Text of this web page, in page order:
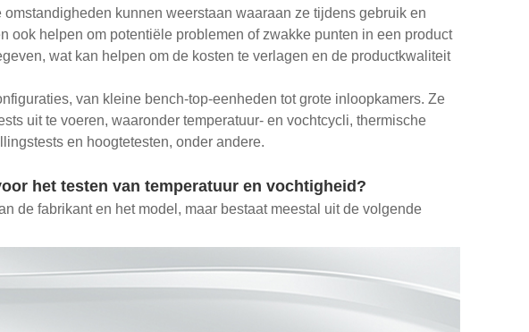
kunnen weerstaan ​​waaraan ze tijdens gebruik en
ook helpen om potentiële problemen of zwakke punten in een product
wat kan helpen om de kosten te verlagen en de productkwaliteit
van kleine bench-top-eenheden tot grote inloopkamers. Ze
uit te voeren, waaronder temperatuur- en vochtcycli, thermische
en hoogtetesten, onder andere.
het testen van temperatuur en vochtigheid?
de fabrikant en het model, maar bestaat meestal uit de volgende